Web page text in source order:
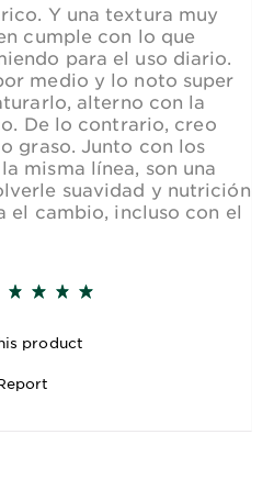
Y una textura muy
cumple con lo que
para el uso diario.
medio y lo noto super
alterno con la
De lo contrario, creo
graso. Junto con los
misma línea, son una
suavidad y nutrición
el cambio, incluso con el
product